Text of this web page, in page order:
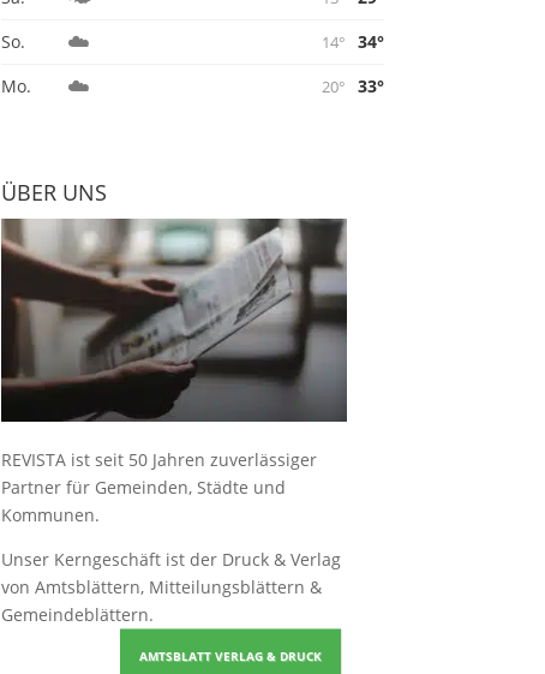
So.
☁️ 14°
34°
Mo.
☁️ 20° 33°
ÜBER UNS
REVISTA ist seit 50 Jahren zuverlässiger
Partner für Gemeinden, Städte und
Kommunen.
Unser Kerngeschäft ist der Druck & Verlag
von Amtsblättern, Mitteilungsblättern &
Gemeindeblättern.
AMTSBLATT VERLAG & DRUCK